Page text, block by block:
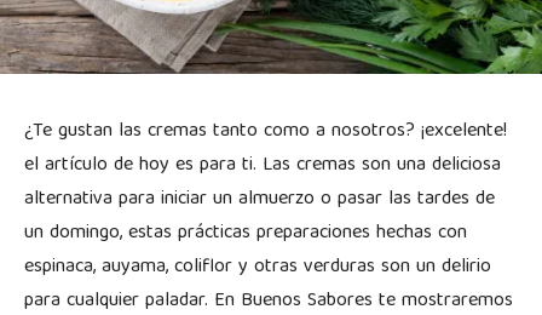
¿Te gustan las cremas tanto como a nosotros? ¡excelente!
el artículo de hoy es para ti. Las cremas son una deliciosa
alternativa para iniciar un almuerzo o pasar las tardes de
un domingo, estas prácticas preparaciones hechas con
espinaca, auyama, coliflor y otras verduras son un delirio
para cualquier paladar. En Buenos Sabores te mostraremos